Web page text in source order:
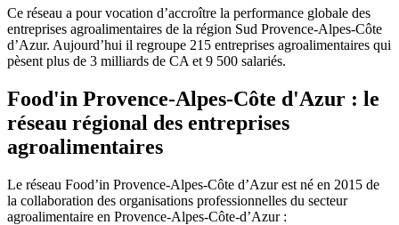
Ce réseau a pour vocation d’accroître la performance globale des
entreprises agroalimentaires de la région Sud Provence-Alpes-Côte
d’Azur. Aujourd’hui il regroupe 215 entreprises agroalimentaires qui
pèsent plus de 3 milliards de CA et 9 500 salariés.
Food'in Provence-Alpes-Côte d'Azur : le
réseau régional des entreprises
agroalimentaires
Le réseau Food’in Provence-Alpes-Côte d’Azur est né en 2015 de
la collaboration des organisations professionnelles du secteur
agroalimentaire en Provence-Alpes-Côte-d’Azur :